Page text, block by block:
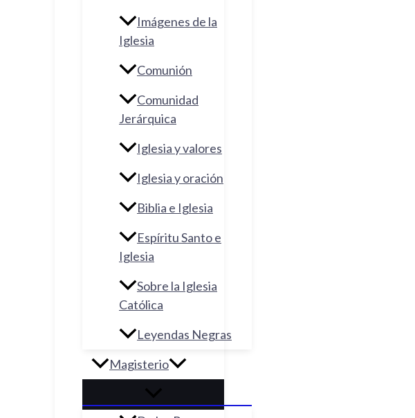
Imágenes de la
Iglesia
Comunión
Comunidad
Jerárquica
Iglesia y valores
Iglesia y oración
Biblia e Iglesia
Espíritu Santo e
Iglesia
Sobre la Iglesia
Católica
Leyendas Negras
Magisterio